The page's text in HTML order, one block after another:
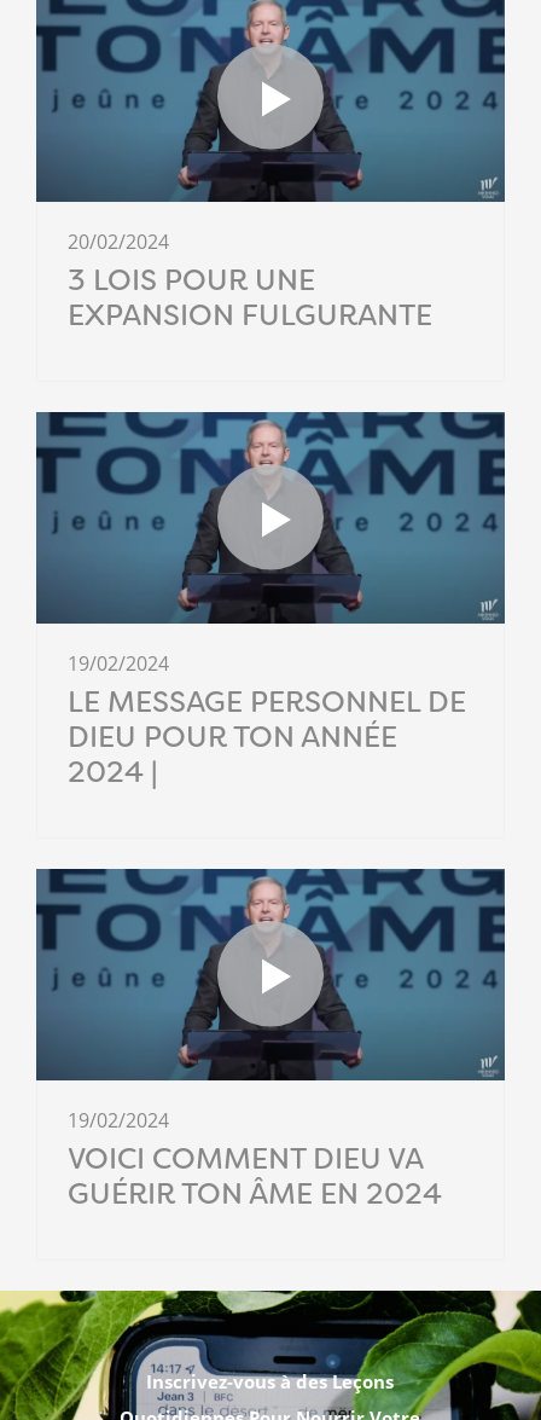
20/02/2024
3 LOIS POUR UNE
EXPANSION FULGURANTE
19/02/2024
LE MESSAGE PERSONNEL DE
DIEU POUR TON ANNÉE
2024 |
19/02/2024
VOICI COMMENT DIEU VA
GUÉRIR TON ÂME EN 2024
Inscrivez-vous à des Leçons